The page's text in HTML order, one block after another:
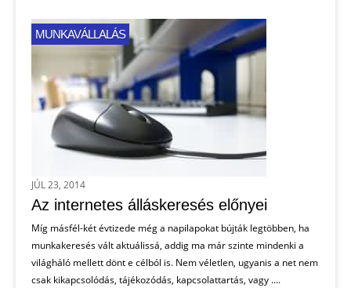
MUNKAVÁLLALÁS
JÚL 23, 2014
Az internetes álláskeresés előnyei
Míg másfél-két évtizede még a napilapokat bújták legtöbben, ha
munkakeresés vált aktuálissá, addig ma már szinte mindenki a
világháló mellett dönt e célból is. Nem véletlen, ugyanis a net nem
csak kikapcsolódás, tájékozódás, kapcsolattartás, vagy ....